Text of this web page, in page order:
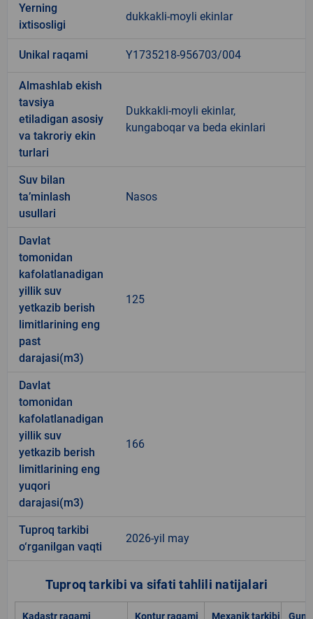
Yerning
ixtisosligi
dukkakli-moyli ekinlar
Unikal raqami Y1735218-956703/004
Almashlab ekish
tavsiya
etiladigan asosiy
va takroriy ekin
turlari
Dukkakli-moyli ekinlar,
kungaboqar va beda ekinlari
Suv bilan
ta’minlash
usullari
Nasos
Davlat
tomonidan
kafolatlanadigan
yillik suv
yetkazib berish
limitlarining eng
past
darajasi(m3)
125
Davlat
tomonidan
kafolatlanadigan
yillik suv
yetkazib berish
limitlarining eng
yuqori
darajasi(m3)
166
Tuproq tarkibi
o‘rganilgan vaqti
2026-yil may
Tuproq tarkibi va sifati tahlili natijalari
Kadastr raqami Kontur raqami Mexanik tarkibi